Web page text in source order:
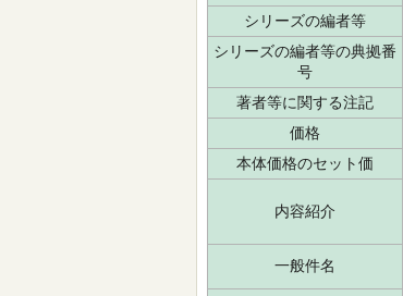
シリーズの編者等
シリーズの編者等の典拠番
号
著者等に関する注記
価格
本体価格のセット価
内容紹介
一般件名